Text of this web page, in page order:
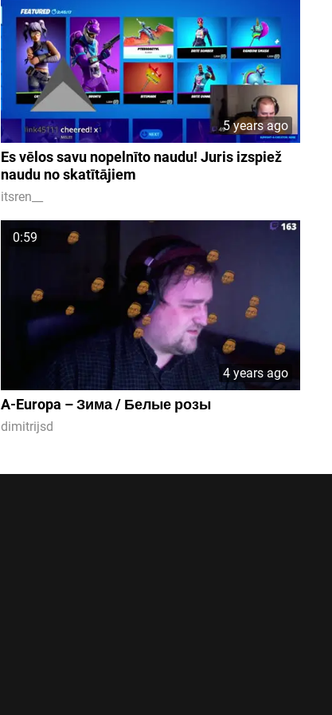
5 years ago
Es vēlos savu nopelnīto naudu! Juris izspiež
naudu no skatītājiem
itsren__
0:59
4 years ago
A-Europa – Зима / Белые розы
dimitrijsd